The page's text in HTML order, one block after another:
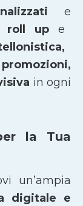
e
roll up e
promozioni,
in ogni
la Tua
un’ampia
digitale e